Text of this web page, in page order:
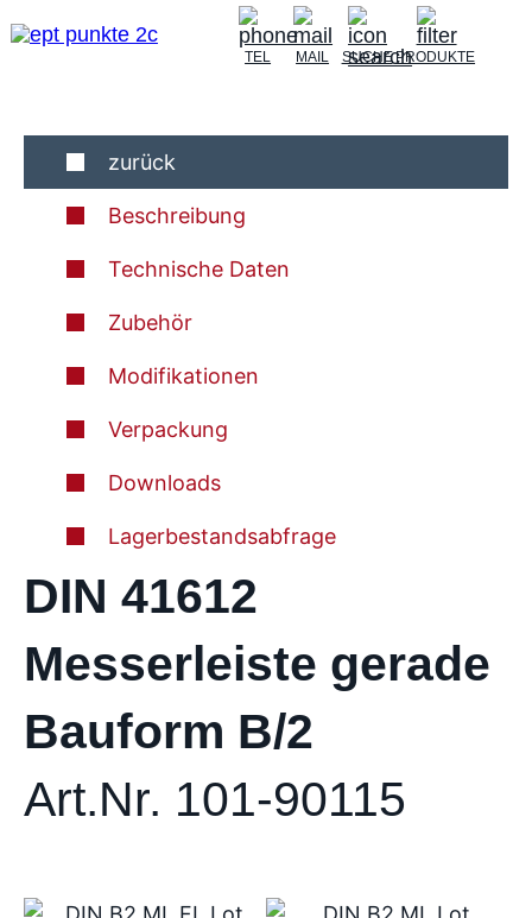
TEL MAIL SUCHEPRODUKTE
zurück
Beschreibung
Technische Daten
Zubehör
Modifikationen
Verpackung
Downloads
Lagerbestandsabfrage
DIN 41612
Messerleiste gerade
Bauform B/2
Art.Nr. 101-90115